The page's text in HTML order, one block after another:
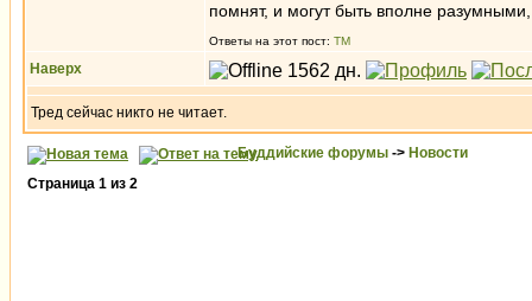
помнят, и могут быть вполне
Ответы на этот пост: ТМ
Наверх
Тред сейчас никто не читает.
Буддийские форумы -> Новости
Страница 1 из 2